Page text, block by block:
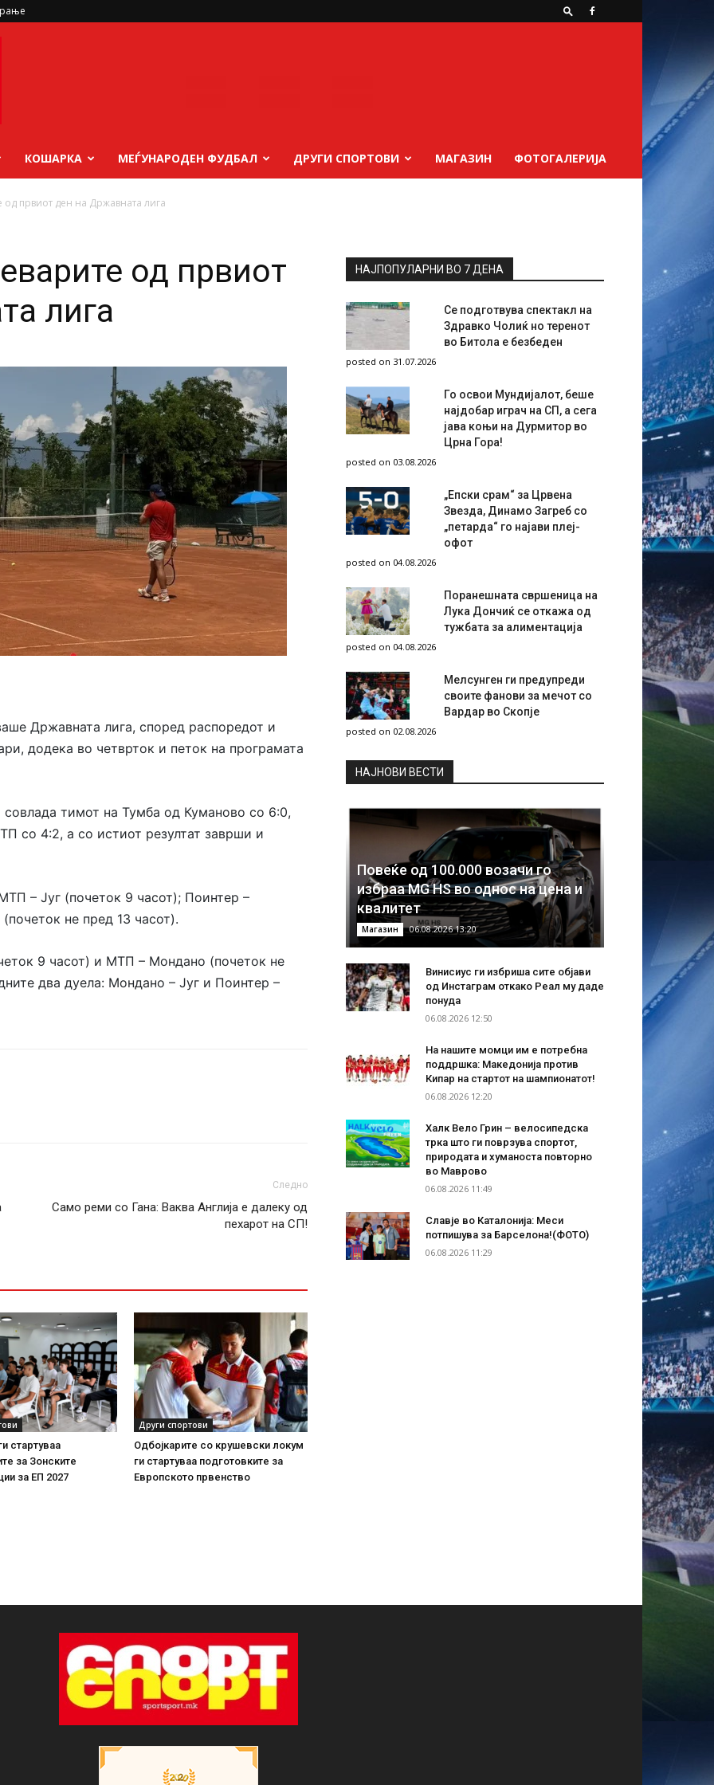
КОШАРКА МЕЃУНАРОДЕН ФУДБАЛ ДРУГИ СПОРТОВИ МАГАЗИН ФОТОГАЛЕРИЈА
првиот ден на Државната лига
од првиот
лига
Државната лига, според распоредот и
додека во четврток и петок на програмата
тимот на Тумба од Куманово со 6:0,
со 4:2, а со истиот резултат заврши и
– Југ (почеток 9 часот); Поинтер –
не пред 13 часот).
9 часот) и МТП – Мондано (почеток не
два дуела: Мондано – Југ и Поинтер –
Следно
Само реми со Гана: Ваква Англија е далеку од
пехарот на СП!
стартуваа
за Зонските
за ЕП 2027
Други спортови
Одбојкарите со крушевски локум
ги стартуваа подготовките за
Европското првенство
НАЈПОПУЛАРНИ ВО 7 ДЕНА
Се подготвува спектакл на
Здравко Чолиќ но теренот
во Битола е безбеден
posted on 31.07.2026
Го освои Мундијалот, беше
најдобар играч на СП, а сега
јава коњи на Дурмитор во
Црна Гора!
posted on 03.08.2026
„Епски срам“ за Црвена
Звезда, Динамо Загреб со
„петарда“ го најави плеј-
офот
posted on 04.08.2026
Поранешната свршеница на
Лука Дончиќ се откажа од
тужбата за алиментација
posted on 04.08.2026
Мелсунген ги предупреди
своите фанови за мечот со
Вардар во Скопје
posted on 02.08.2026
НAЈНОВИ ВЕСТИ
Повеќе од 100.000 возачи го
избраа MG HS во однос на цена и
квалитет
Магазин 06.08.2026 13:20
Винисиус ги избриша сите објави
од Инстаграм откако Реал му даде
понуда
06.08.2026 12:50
На нашите момци им е потребна
поддршка: Македонија против
Кипар на стартот на шампионатот!
06.08.2026 12:20
Халк Вело Грин – велосипедска
трка што ги поврзува спортот,
природата и хуманоста повторно
во Маврово
06.08.2026 11:49
Славје во Каталонија: Меси
потпишува за Барселона!(ФОТО)
06.08.2026 11:29